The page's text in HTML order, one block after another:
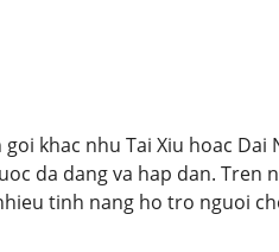
khac nhu Tai Xiu hoac Dai
da dang va hap dan. Tren
tinh nang ho tro nguoi